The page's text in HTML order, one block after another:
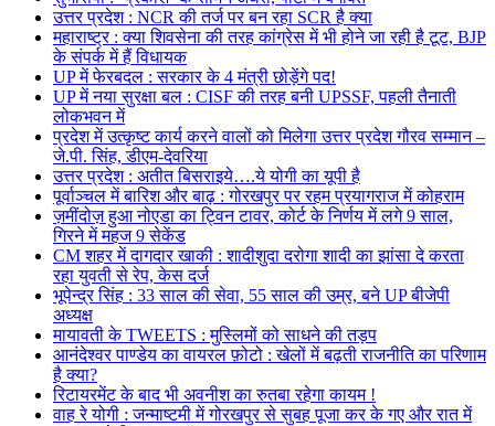
उत्तर प्रदेश : NCR की तर्ज पर बन रहा SCR है क्या
महाराष्ट्र : क्या शिवसेना की तरह कांग्रेस में भी होने जा रही है टूट, BJP
के संपर्क में हैं विधायक
UP में फेरबदल : सरकार के 4 मंत्री छोड़ेंगे पद!
UP में नया सुरक्षा बल : CISF की तरह बनी UPSSF, पहली तैनाती
लोकभवन में
प्रदेश में उत्कृष्ट कार्य करने वालों को मिलेगा उत्तर प्रदेश गौरव सम्मान –
जे.पी. सिंह, डीएम-देवरिया
उत्तर प्रदेश : अतीत बिसराइये….ये योगी का यूपी है
पूर्वाञ्चल में बारिश और बाढ़ : गोरखपुर पर रहम प्रयागराज में कोहराम
ज़मींदोज़ हुआ नोएडा का ट्विन टावर, कोर्ट के निर्णय में लगे 9 साल,
गिरने में महज 9 सेकेंड
CM शहर में दागदार खाकी : शादीशुदा दरोगा शादी का झांसा दे करता
रहा युवती से रेप, केस दर्ज
भूपेन्द्र सिंह : 33 साल की सेवा, 55 साल की उम्र, बने UP बीजेपी
अध्यक्ष
मायावती के TWEETS : मुस्लिमों को साधने की तड़प
आनंदेश्वर पाण्डेय का वायरल फ़ोटो : खेलों में बढ़ती राजनीति का परिणाम
है क्या?
रिटायरमेंट के बाद भी अवनीश का रुतबा रहेगा कायम !
वाह रे योगी : जन्माष्टमी में गोरखपुर से सुबह पूजा कर के गए और रात में